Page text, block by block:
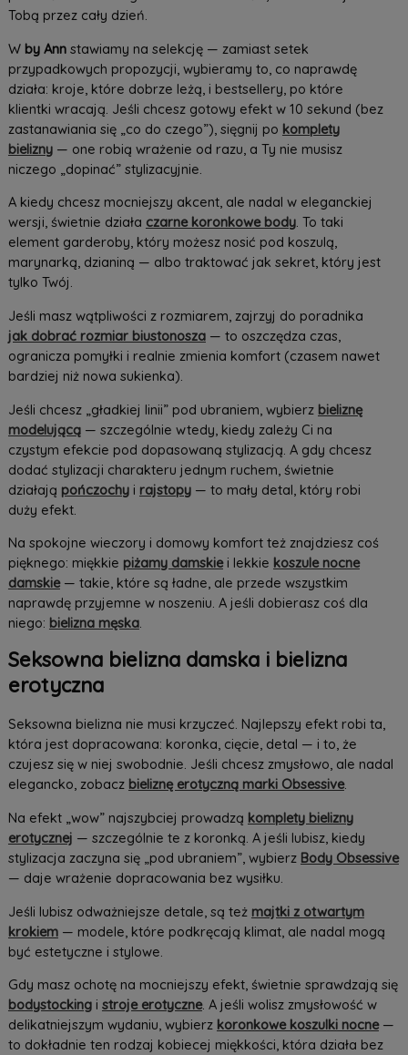
Tobą przez cały dzień.
W by Annstawiamy na selekcję — zamiast setek
przypadkowych propozycji, wybieramy to, co naprawdę
działa: kroje, które dobrze leżą, i bestsellery, po które
klientki wracają. Jeśli chcesz gotowy efekt w 10 sekund (bez
zastanawiania się „co do czego”), sięgnij po komplety
bielizny— one robią wrażenie od razu, a Ty nie musisz
niczego „dopinać” stylizacyjnie.
A kiedy chcesz mocniejszy akcent, ale nadal w eleganckiej
wersji, świetnie działa czarne koronkowe body. To taki
element garderoby, który możesz nosić pod koszulą,
marynarką, dzianiną — albo traktować jak sekret, który jest
tylko Twój.
Jeśli masz wątpliwości z rozmiarem, zajrzyj do poradnika
jak dobrać rozmiar biustonosza— to oszczędza czas,
ogranicza pomyłki i realnie zmienia komfort (czasem nawet
bardziej niż nowa sukienka).
Jeśli chcesz „gładkiej linii” pod ubraniem, wybierz bieliznę
modelującą— szczególnie wtedy, kiedy zależy Ci na
czystym efekcie pod dopasowaną stylizacją. A gdy chcesz
dodać stylizacji charakteru jednym ruchem, świetnie
działają pończochyi rajstopy— to mały detal, który robi
duży efekt.
Na spokojne wieczory i domowy komfort też znajdziesz coś
pięknego: miękkie piżamy damskiei lekkie koszule nocne
damskie— takie, które są ładne, ale przede wszystkim
naprawdę przyjemne w noszeniu. A jeśli dobierasz coś dla
niego: bielizna męska.
Seksowna bielizna damska i bielizna
erotyczna
Seksowna bielizna nie musi krzyczeć. Najlepszy efekt robi ta,
która jest dopracowana: koronka, cięcie, detal — i to, że
czujesz się w niej swobodnie. Jeśli chcesz zmysłowo, ale nadal
elegancko, zobacz bieliznę erotyczną marki Obsessive.
Na efekt „wow” najszybciej prowadzą komplety bielizny
erotycznej — szczególnie te z koronką. A jeśli lubisz, kiedy
stylizacja zaczyna się „pod ubraniem”, wybierz Body Obsessive
— daje wrażenie dopracowania bez wysiłku.
Jeśli lubisz odważniejsze detale, są też majtki z otwartym
krokiem— modele, które podkręcają klimat, ale nadal mogą
być estetyczne i stylowe.
Gdy masz ochotę na mocniejszy efekt, świetnie sprawdzają się
bodystockingi stroje erotyczne. A jeśli wolisz zmysłowość w
delikatniejszym wydaniu, wybierz koronkowe koszulki nocne—
to dokładnie ten rodzaj kobiecej miękkości, która działa bez